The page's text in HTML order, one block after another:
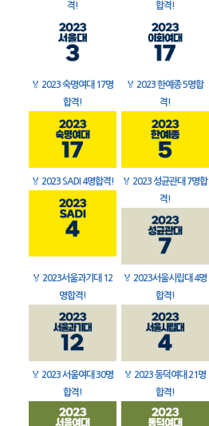
격!
합격!
🏅 2023 숙명여대 17명
합격!
🏅 2023 한예종 5명합
격!
🏅 2023 SADI 4명합격! 🏅 2023 성균관대 7명합
격!
🏅 2023서울과기대 12
명합격!
🏅 2023서울시립대 4명
합격!
🏅 2023 서울여대 30명
합격!
🏅 2023 동덕여대 21명
합격!